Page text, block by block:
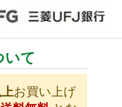
いて
お買い上げ